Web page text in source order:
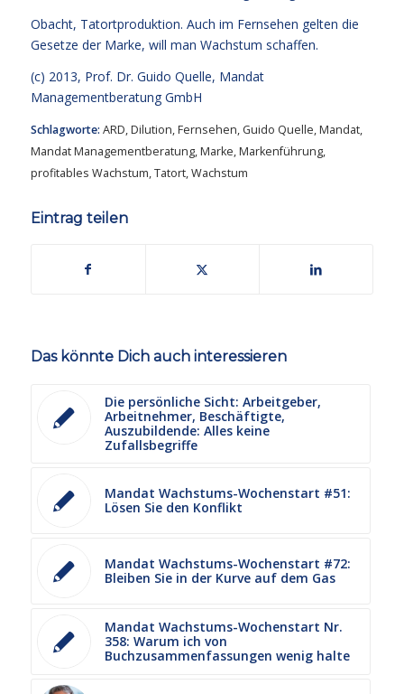
Obacht, Tatortproduktion. Auch im Fernsehen gelten die
Gesetze der Marke, will man Wachstum schaffen.
(c) 2013, Prof. Dr. Guido Quelle, Mandat
Managementberatung GmbH
Schlagworte: ARD,Dilution,Fernsehen, Guido Quelle,Mandat,
Mandat Managementberatung,Marke,Markenführung,
profitables Wachstum,Tatort,Wachstum
Eintrag teilen
Das könnte Dich auch interessieren
Die persönliche Sicht: Arbeitgeber,
Arbeitnehmer, Beschäftigte,
Auszubildende: Alles keine
Zufallsbegriffe
Mandat Wachstums-Wochenstart #51:
Lösen Sie den Konflikt
Mandat Wachstums-Wochenstart #72:
Bleiben Sie in der Kurve auf dem Gas
Mandat Wachstums-Wochenstart Nr.
358: Warum ich von
Buchzusammenfassungen wenig halte